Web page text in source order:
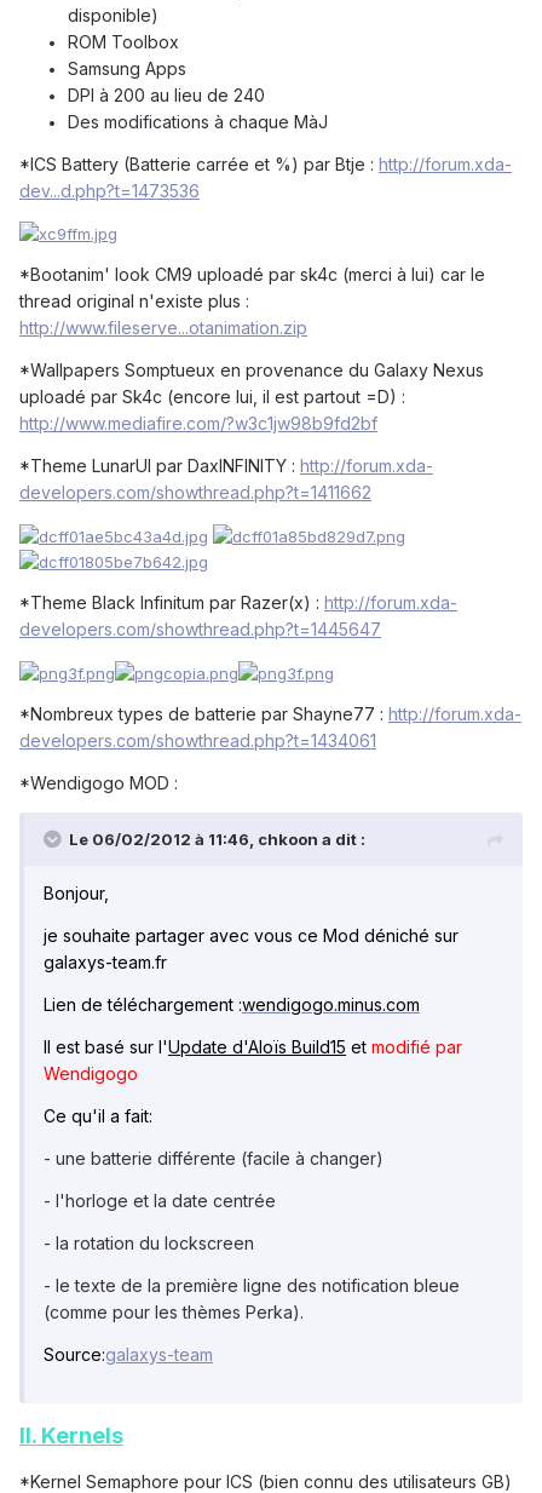
disponible)
ROM Toolbox
Samsung Apps
DPI à 200 au lieu de 240
Des modifications à chaque MàJ
*ICS Battery (Batterie carrée et %) par Btje : http://forum.xda-
dev...d.php?t=1473536
*Bootanim' look CM9 uploadé par sk4c (merci à lui) car le
thread original n'existe plus :
http://www.fileserve...otanimation.zip
*Wallpapers Somptueux en provenance du Galaxy Nexus
uploadé par Sk4c (encore lui, il est partout =D) :
http://www.mediafire.com/?w3c1jw98b9fd2bf
*Theme LunarUI par DaxINFINITY : http://forum.xda-
developers.com/showthread.php?t=1411662
*Theme Black Infinitum par Razer(x) : http://forum.xda-
developers.com/showthread.php?t=1445647
*Nombreux types de batterie par Shayne77 : http://forum.xda-
developers.com/showthread.php?t=1434061
*Wendigogo MOD :
Le 06/02/2012 à 11:46, chkoon a dit :
Bonjour,
je souhaite partager avec vous ce Mod déniché sur
galaxys-team.fr
Lien de téléchargement :wendigogo.minus.com
Il est basé sur l'Update d'Aloïs Build15 et modifié par
Wendigogo
Ce qu'il a fait:
- une batterie différente (facile à changer)
- l'horloge et la date centrée
- la rotation du lockscreen
- le texte de la première ligne des notification bleue
(comme pour les thèmes Perka).
Source:galaxys-team
II. Kernels
*Kernel Semaphore pour ICS (bien connu des utilisateurs GB)